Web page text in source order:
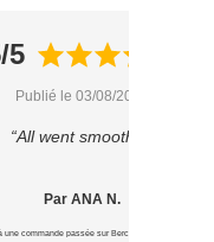
5
Publié le 03/08/2026
“All went smoothly”
Par ANA N.
une commande passée sur Berceaumagique.com le